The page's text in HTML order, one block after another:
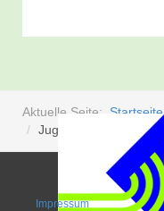
Aktuelle Seite: Startseite
Jugend U14
Impressum